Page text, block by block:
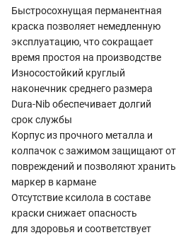
Быстросохнущая перманентная
краска позволяет немедленную
эксплуатацию, что сокращает
время простоя на производстве
Износостойкий круглый
наконечник среднего размера
Dura-Nib обеспечивает долгий
срок службы
Корпус из прочного металла и
колпачок с зажимом защищают от
повреждений и позволяют хранить
маркер в кармане
Отсутствие ксилола в составе
краски снижает опасность
для здоровья и соответствует